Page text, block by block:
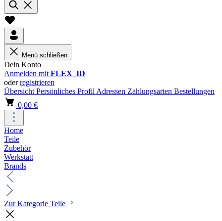
Menü schließen
Dein Konto
Anmelden mit FLEX_ID
oderregistrieren
Übersicht Persönliches Profil Adressen Zahlungsarten Bestellungen
0,00 €
Home
Teile
Zubehör
Werkstatt
Brands
Zur Kategorie Teile